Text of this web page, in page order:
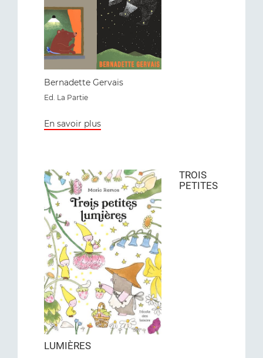
Bernadette Gervais
Ed. La Partie
En savoir plus
TROIS
PETITES
LUMIÈRES